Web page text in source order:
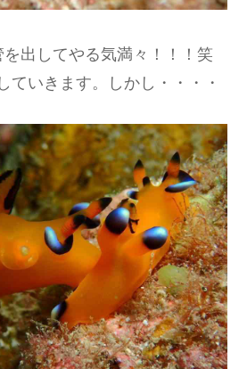
出してやる気満々！！！笑
ていきます。しかし・・・・